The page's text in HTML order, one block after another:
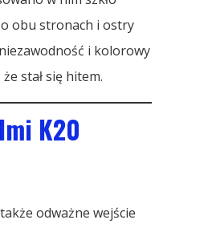
obu stronach i ostry
niezawodność i kolorowy
stał się hitem.
K20
odważne wejście